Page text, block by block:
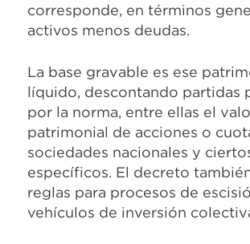
corresponde, en términos
activos menos deudas.
La base gravable es ese
líquido, descontando partidas
por la norma, entre ellas el
patrimonial de acciones o
sociedades nacionales y
específicos. El decreto
reglas para procesos de
vehículos de inversión